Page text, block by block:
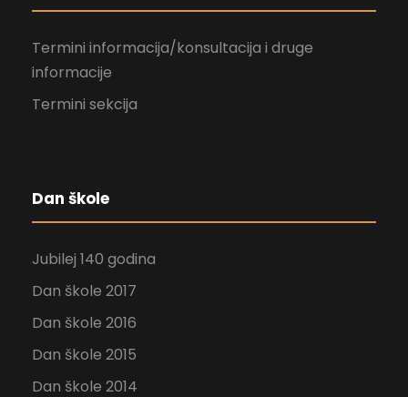
Termini informacija/konsultacija i druge
informacije
Termini sekcija
Dan škole
Jubilej 140 godina
Dan škole 2017
Dan škole 2016
Dan škole 2015
Dan škole 2014